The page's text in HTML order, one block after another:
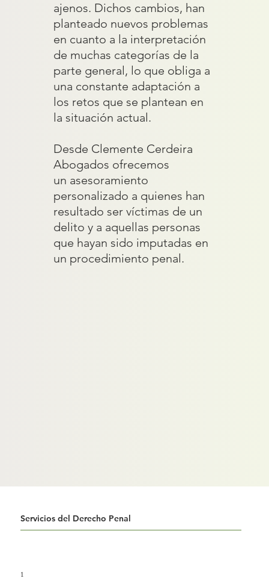
ajenos. Dichos cambios, han
planteado nuevos problemas
en cuanto a la interpretación
de muchas categorías de la
parte general, lo que obliga a
una constante adaptación a
los retos que se plantean en
la situación actual.
Desde Clemente Cerdeira
Abogados ofrecemos
un asesoramiento
personalizado a quienes han
resultado ser víctimas de un
delito y a aquellas personas
que hayan sido imputadas en
un procedimiento penal.
Servicios del Derecho Penal
1